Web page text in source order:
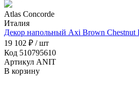
Atlas Concorde
Италия
Декор напольный Axi Brown Chestnut
19 102 ₽ / шт
Код 510795610
Артикул ANIT
В корзину